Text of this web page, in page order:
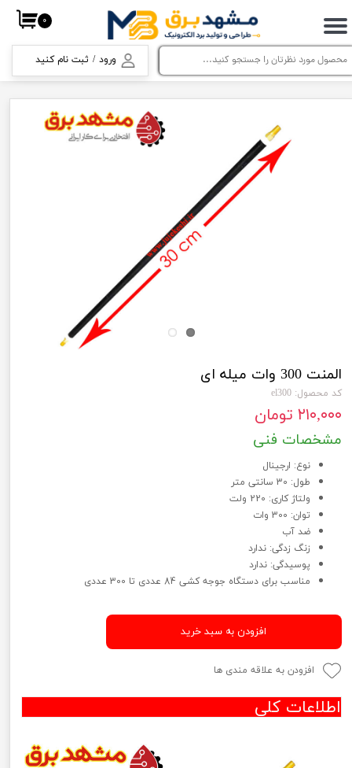
ورود / ثبت نام کنید
حساب کاربری من
تغییر گذر واژه
سفارشات
خروج از حساب کاربری
۰
المنت 300 وات میله ای
کد محصول: el300
۲۱۰,۰۰۰ تومان
مشخصات فنی
نوع: ارجینال
طول: 30 سانتی متر
ولتاژ کاری: 220 ولت
توان: 300 وات
ضد آب
زنگ زدگی: ندارد
پوسیدگی: ندارد
مناسب برای دستگاه جوجه کشی 84 عددی تا 300 عددی
افزودن به سبد خرید
افزودن به علاقه مندی ها
اطلاعات کلی